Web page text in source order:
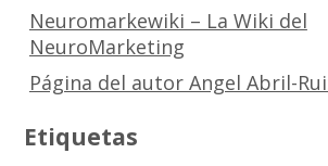
Neuromarkewiki – La Wiki del
NeuroMarketing
Página del autor Angel Abril-
Etiquetas